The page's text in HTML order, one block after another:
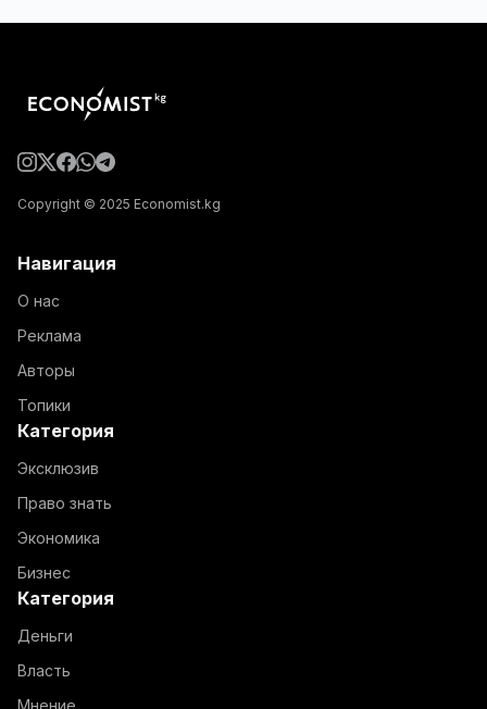
Copyright © 2025 Economist.kg
Навигация
О нас
Реклама
Авторы
Топики
Категория
Эксклюзив
Право знать
Экономика
Бизнес
Категория
Деньги
Власть